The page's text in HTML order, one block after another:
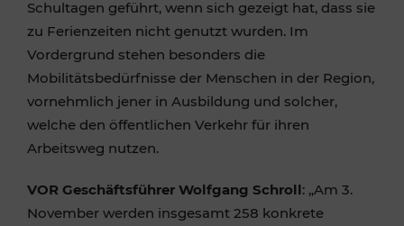
Schultagen geführt, wenn sich gezeigt hat, dass sie
zu Ferienzeiten nicht genutzt wurden. Im
Vordergrund stehen besonders die
Mobilitätsbedürfnisse der Menschen in der Region,
vornehmlich jener in Ausbildung und solcher,
welche den öffentlichen Verkehr für ihren
Arbeitsweg nutzen.
VOR Geschäftsführer Wolfgang Schroll: „Am 3.
November werden insgesamt 258 konkrete